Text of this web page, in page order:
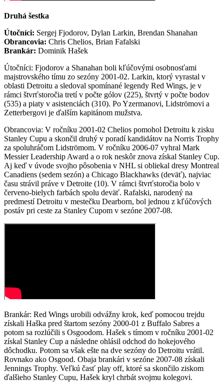
Druhá šestka
Útočníci: Sergej Fjodorov, Dylan Larkin, Brendan Shanahan
Obrancovia: Chris Chelios, Brian Fafalski
Brankár: Dominik Hašek
Útočníci: Fjodorov a Shanahan boli kľúčovými osobnosťami
majstrovského tímu zo sezóny 2001-02. Larkin, ktorý vyrastal v
oblasti Detroitu a sledoval spomínané legendy Red Wings, je v
rámci štvrťstoročia tretí v počte gólov (225), štvrtý v počte bodov
(535) a piaty v asistenciách (310). Po Yzermanovi, Lidströmovi a
Zetterbergovi je ďalším kapitánom mužstva.
Obrancovia: V ročníku 2001-02 Chelios pomohol Detroitu k zisku
Stanley Cupu a skončil druhý v poradí kandidátov na Norris Trophy
za spoluhráčom Lidströmom. V ročníku 2006-07 vyhral Mark
Messier Leadership Award a o rok neskôr znova získal Stanley Cup.
Aj keď v úvode svojho pôsobenia v NHL si obliekal dresy Montreal
Canadiens (sedem sezón) a Chicago Blackhawks (deväť), najviac
času strávil práve v Detroite (10). V rámci štvrťstoročia bolo v
červeno-bielych farbách spolu deväť. Rafalski, narodený na
predmestí Detroitu v mestečku Dearborn, bol jednou z kľúčových
postáv pri ceste za Stanley Cupom v sezóne 2007-08.
Brankár: Red Wings urobili odvážny krok, keď pomocou trejdu
získali Haška pred štartom sezóny 2000-01 z Buffalo Sabres a
potom sa rozlúčili s Osgoodom. Hašek s tímom v ročníku 2001-02
získal Stanley Cup a následne ohlásil odchod do hokejového
dôchodku. Potom sa však ešte na dve sezóny do Detroitu vrátil.
Rovnako ako Osgood. Obaja brankári v sezóne 2007-08 získali
Jennings Trophy. Veľkú časť play off, ktoré sa skončilo ziskom
ďalšieho Stanley Cupu, Hašek kryl chrbát svojmu kolegovi.